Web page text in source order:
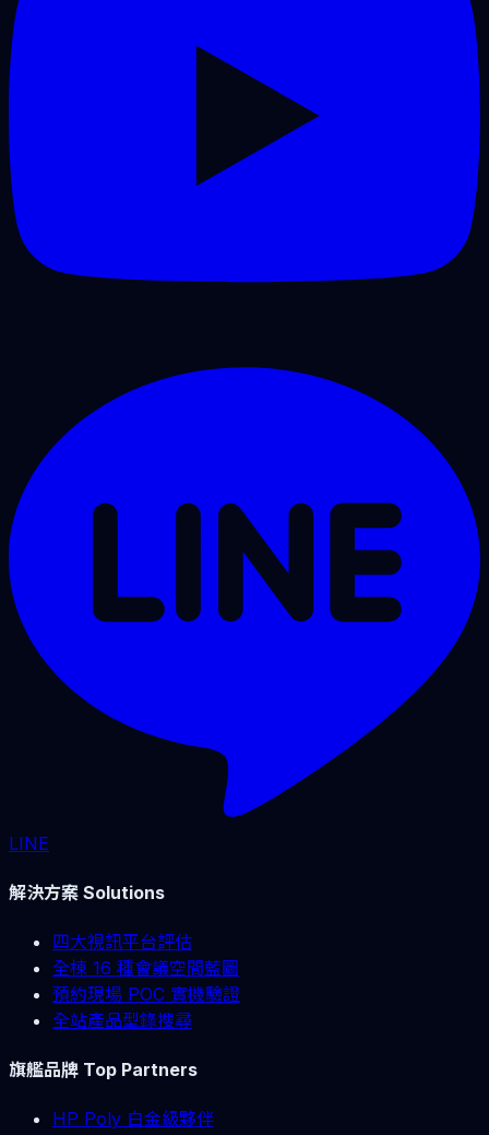
LINE
解決方案 Solutions
四大視訊平台評估
全棟 16 種會議空間藍圖
預約現場 POC 實機驗證
全站產品型錄搜尋
旗艦品牌 Top Partners
HP Poly 白金級夥伴